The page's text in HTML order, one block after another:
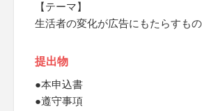
【テーマ】
生活者の変化が広告にもたらすもの
提出物
●本申込書
●遵守事項